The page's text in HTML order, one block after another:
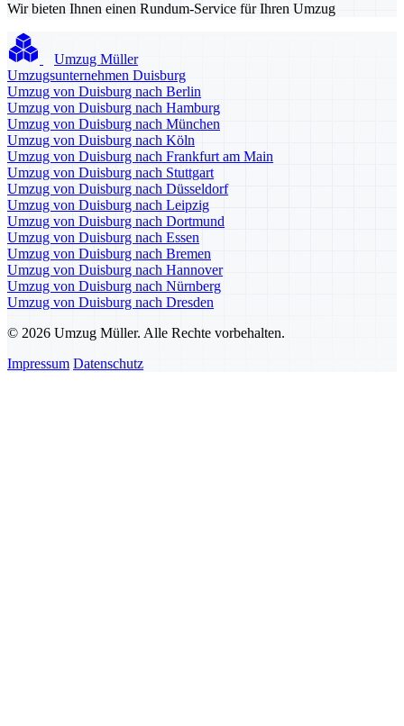
Wir bieten Ihnen einen Rundum-Service für Ihren Umzug
Umzug Müller
Umzugsunternehmen Duisburg
Umzug von Duisburg nach Berlin
Umzug von Duisburg nach Hamburg
Umzug von Duisburg nach München
Umzug von Duisburg nach Köln
Umzug von Duisburg nach Frankfurt am Main
Umzug von Duisburg nach Stuttgart
Umzug von Duisburg nach Düsseldorf
Umzug von Duisburg nach Leipzig
Umzug von Duisburg nach Dortmund
Umzug von Duisburg nach Essen
Umzug von Duisburg nach Bremen
Umzug von Duisburg nach Hannover
Umzug von Duisburg nach Nürnberg
Umzug von Duisburg nach Dresden
© 2026 Umzug Müller. Alle Rechte vorbehalten.
Impressum Datenschutz